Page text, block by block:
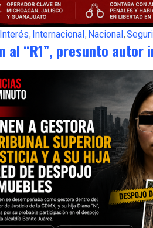
Interés Internacional Nacional
al “R1”, presunto